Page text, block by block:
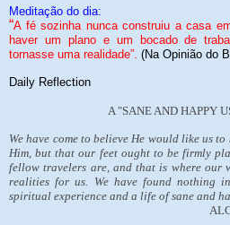
Meditação do dia:
“A fé sozinha nunca construiu a casa
haver um plano e um bocado de
tornasse uma realidade”. (Na Opinião do
Daily Reflection
A "SANE AND HAPPY
We have come to believe He would like us
Him, but that our feet ought to be firmly
fellow travelers are, and that is where our
realities for us. We have found nothing
spiritual experience and a life of sane and